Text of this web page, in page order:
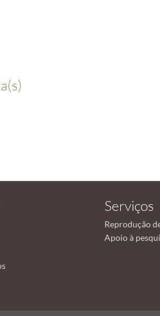
Serviços
Reprodução
Apoio à